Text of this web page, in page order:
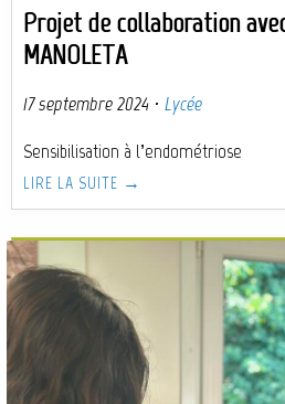
Projet de collaboration
MANOLETA
17 septembre 2024 · Lycée
Sensibilisation à l’endométriose
LIRE LA SUITE →